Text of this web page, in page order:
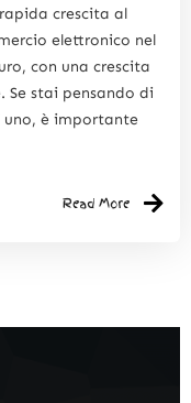
crescita al
elettronico nel
con una crescita
Se stai pensando di
uno, è importante
Read More